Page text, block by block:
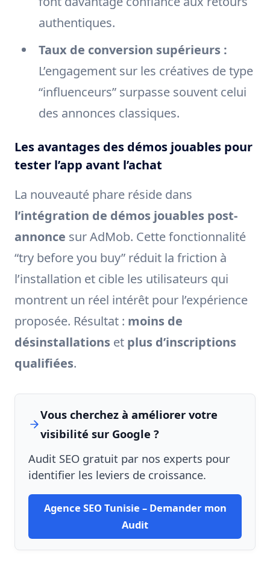
authentiques.
Taux de conversion supérieurs :
L’engagement sur les créatives de type
“influenceurs” surpasse souvent celui
des annonces classiques.
Les avantages des démos jouables pour
tester l’app avant l’achat
La nouveauté phare réside dans
l’intégration de démos jouables post-
annonce sur AdMob. Cette fonctionnalité
“try before you buy” réduit la friction à
l’installation et cible les utilisateurs qui
montrent un réel intérêt pour l’expérience
proposée. Résultat : moins de
désinstallations et plus d’inscriptions
qualifiées.
Vous cherchez à améliorer votre
visibilité sur Google ?
Audit SEO gratuit par nos experts pour
identifier les leviers de croissance.
Agence SEO Tunisie – Demander mon
Audit